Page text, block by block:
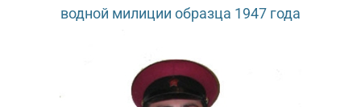
водной милиции образца 1947 года